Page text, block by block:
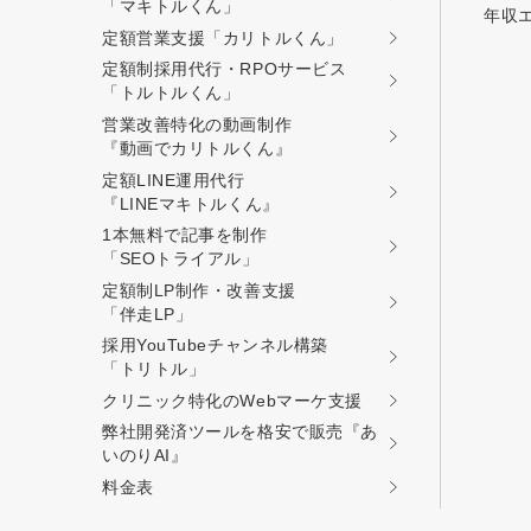
「マキトルくん」
定額営業支援 「カリトルくん」
定額制採用代行・RPOサービス
「トルトルくん」
営業改善特化の動画制作
『動画でカリトルくん』
定額LINE運用代行
『LINEマキトルくん』
1本無料で記事を制作
「SEOトライアル」
定額制LP制作・改善支援
「伴走LP」
採用YouTubeチャンネル構築
「トリトル」
クリニック特化のWebマーケ支援
弊社開発済ツールを格安で販売『あ
いのりAI』
料金表
年収